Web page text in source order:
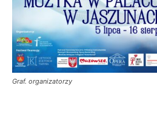
Graf. organizatorzy